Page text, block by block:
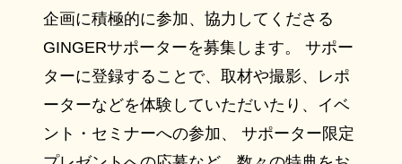
企画に積極的に参加、協力してくださる
GINGERサポーターを募集します。 サポー
ターに登録することで、取材や撮影、レポ
ーターなどを体験していただいたり、イベ
ント・セミナーへの参加、 サポーター限定